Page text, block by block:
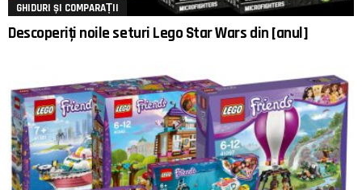
GHIDURI ȘI COMPARAȚII
Descoperiți noile seturi Lego Star Wars din [anul]